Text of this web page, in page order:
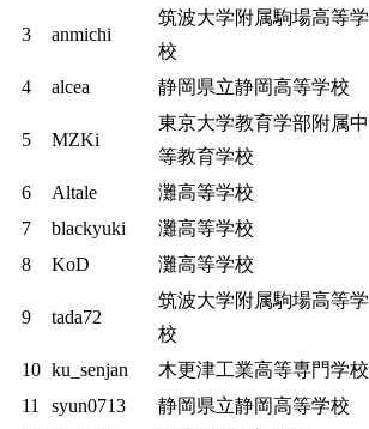
3 anmichi
筑波大学附属駒場高等学
校
4 alcea 静岡県立静岡高等学校
5 MZKi
東京大学教育学部附属中
等教育学校
6 Altale 灘高等学校
7
blackyuki 灘高等学校
8
KoD 灘高等学校
9 tada72
筑波大学附属駒場高等学
校
10 ku_senjan 木更津工業高等専門学校
11
syun0713 静岡県立静岡高等学校